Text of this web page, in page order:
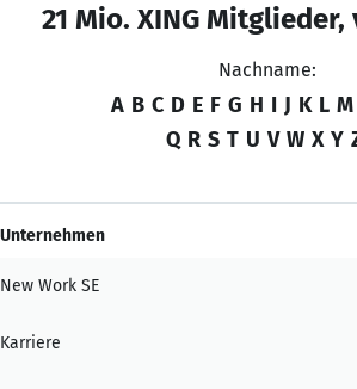
21 Mio. XING Mitglieder,
Nachname:
A B C D E F G H I J K L M
Q R S T U V W X Y
Unternehmen
New Work SE
Karriere